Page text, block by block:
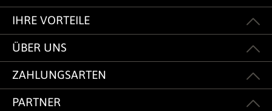
IHRE VORTEILE
ÜBER UNS
ZAHLUNGSARTEN
PARTNER